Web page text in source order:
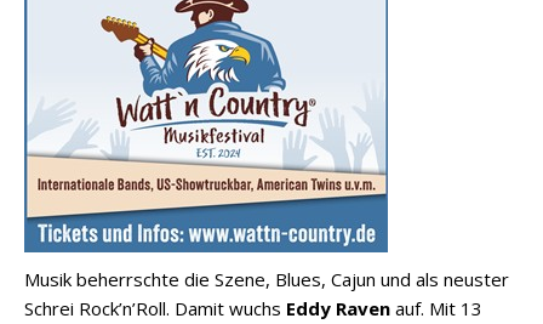
Musik beherrschte die Szene, Blues, Cajun und als neuster
Schrei Rock’n’Roll. Damit wuchs Eddy Raven auf. Mit 13